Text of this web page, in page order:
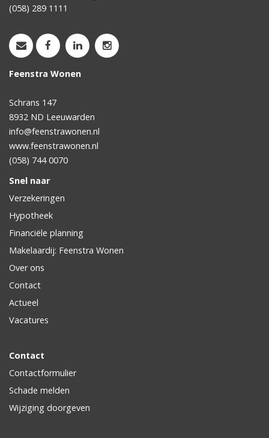
(058) 289 1111
Feenstra Wonen
Schrans 147
8932 ND Leeuwarden
info@feenstrawonen.nl
www.feenstrawonen.nl
(058) 744 0070
Snel naar
Verzekeringen
Hypotheek
Financiële planning
Makelaardij: Feenstra Wonen
Over ons
Contact
Actueel
Vacatures
Contact
Contactformulier
Schade melden
Wijziging doorgeven